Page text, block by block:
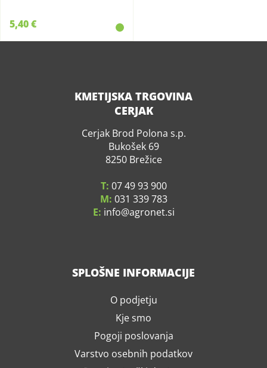
5,40 €
KMETIJSKA TRGOVINA
CERJAK
Cerjak Brod Polona s.p.
Bukošek 69
8250 Brežice
T: 07 49 93 900
M: 031 339 783
E: info agronet.si
SPLOŠNE INFORMACIJE
O podjetju
Kje smo
Pogoji poslovanja
Varstvo osebnih podatkov